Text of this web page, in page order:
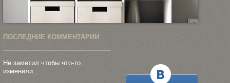
ПОСЛЕДНИЕ КОММЕНТАРИИ
Не заметил чтобы что-то
изменили...